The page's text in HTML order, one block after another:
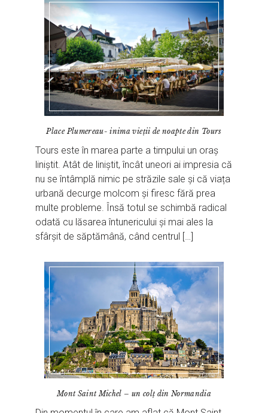
Place Plumereau- inima vieții de noapte din Tours
Tours este în marea parte a timpului un oraș
liniștit. Atât de liniștit, încât uneori ai impresia că
nu se întâmplă nimic pe străzile sale și că viața
urbană decurge molcom și firesc fără prea
multe probleme. Însă totul se schimbă radical
odată cu lăsarea întunericului și mai ales la
sfârșit de săptămână, când centrul […]
Mont Saint Michel – un colț din Normandia